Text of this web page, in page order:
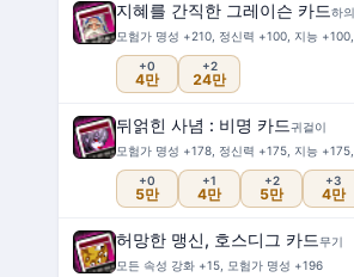
지혜를 간직한 그레이슨 카드하의
모험가 명성 +210, 정신력 +100, 지능
+0
4만
+2
24만
뒤얽힌 사념 : 비명 카드귀걸이
모험가 명성 +178, 정신력 +175, 지능
+0
5만
+1
4만
+2
5만
+3
4만
허망한 맹신, 호스디그 카드무기
모든 속성 강화 +15, 모험가 명성 +196